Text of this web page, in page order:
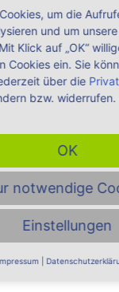
&
Produkte ►
- Alle
-
um die
und um
Klick auf „OK“
Cookies ein. Sie
über die
bzw. widerrufen.
OK
notwendige
Einstellungen